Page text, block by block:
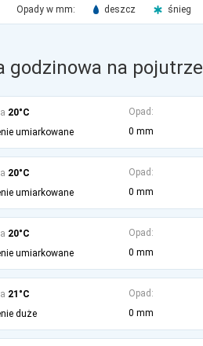
Opady w mm: deszcz śnieg
godzinowa na pojutrze
20°C
umiarkowane
Opad:
0 mm
20°C
umiarkowane
Opad:
0 mm
20°C
umiarkowane
Opad:
0 mm
21°C
duże
Opad:
0 mm